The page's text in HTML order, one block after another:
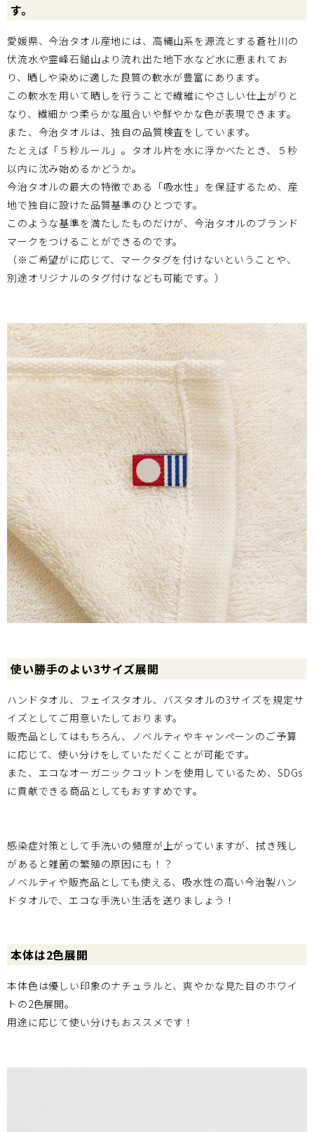
す。
愛媛県、今治タオル産地には、高縄山系を源流とする蒼社川の
伏流水や霊峰石鎚山より流れ出た地下水など水に恵まれてお
り、晒しや染めに適した良質の軟水が豊富にあります。
この軟水を用いて晒しを行うことで繊維にやさしい仕上がりと
なり、繊細かつ柔らかな風合いや鮮やかな色が表現できます。
また、今治タオルは、独自の品質検査をしています。
たとえば「５秒ルール」。タオル片を水に浮かべたとき、５秒
以内に沈み始めるかどうか。
今治タオルの最大の特徴である「吸水性」を保証するため、産
地で独自に設けた品質基準のひとつです。
このような基準を満たしたものだけが、今治タオルのブランド
マークをつけることができるのです。
（※ご希望がに応じて、マークタグを付けないということや、
別途オリジナルのタグ付けなども可能です。）
使い勝手のよい3サイズ展開
ハンドタオル、フェイスタオル、バスタオルの3サイズを規定サ
イズとしてご用意いたしております。
販売品としてはもちろん、ノベルティやキャンペーンのご予算
に応じて、使い分けをしていただくことが可能です。
また、エコなオーガニックコットンを使用しているため、SDGs
に貢献できる商品としてもおすすめです。
感染症対策として手洗いの頻度が上がっていますが、拭き残し
があると雑菌の繁殖の原因にも！？
ノベルティや販売品としても使える、吸水性の高い今治製ハン
ドタオルで、エコな手洗い生活を送りましょう！
本体は2色展開
本体色は優しい印象のナチュラルと、爽やかな見た目のホワイ
トの2色展開。
用途に応じて使い分けもおススメです！